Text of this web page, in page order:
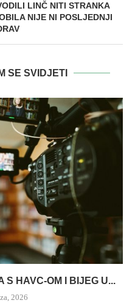
LINČ NITI STRANKA
NIJE NI POSLJEDNJI
SE SVIDJETI
S HAVC-OM I BIJEG U...
2026